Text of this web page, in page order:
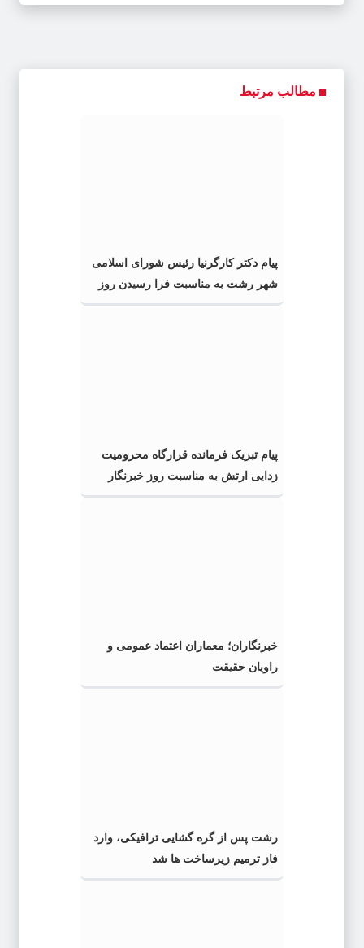
مطالب مرتبط
پیام دکتر کارگرنیا رئیس شورای اسلامی
شهر رشت به مناسبت فرا رسیدن روز
خبرنگار
پیام تبریک فرمانده قرارگاه محرومیت‌
زدایی ارتش به مناسبت روز خبرنگار
خبرنگاران؛ معماران اعتماد عمومی و
راویان حقیقت
رشت پس از گره گشایی ترافیکی، وارد
فاز ترمیم زیرساخت ها شد